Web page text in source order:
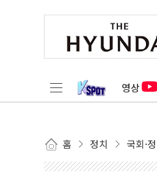
영상
홈 정치 국회·